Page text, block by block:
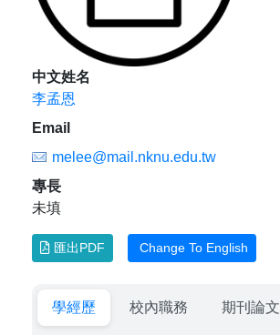
中文姓名
李孟恩
Email
melee@mail.nknu.edu.tw
專長
未填
匯出PDF Change To English
學經歷 校內職務 期刊論文